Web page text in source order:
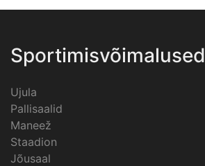
Sportimisvõimalused
Ujula
Pallisaalid
Maneež
Staadion
Jõusaal